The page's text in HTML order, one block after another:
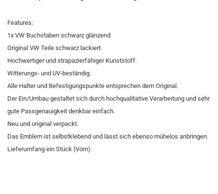
Features:
1x VW Buchstaben schwarz glänzend
Original VW Teile schwarz lackiert.
Hochwertiger und strapazierfähiger Kunststoff.
Witterungs- und UV-beständig.
Alle Halter und Befestigungspunkte entsprechen dem Original.
Der Ein/Umbau gestaltet sich durch hochqualitative Verarbeitung und sehr
gute Passgenauigkeit denkbar einfach.
Neu und original verpackt.
Das Emblem ist selbstklebend und lässt sich ebenso mühelos anbringen.
Lieferumfang ein Stück (Vorn).